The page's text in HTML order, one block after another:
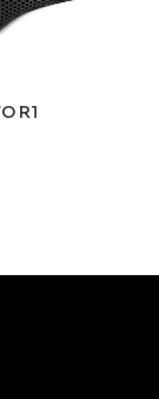
R1